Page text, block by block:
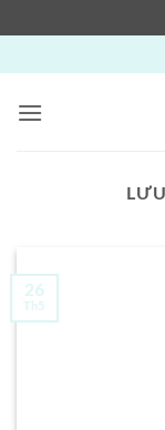
qua
nội
26
Th5